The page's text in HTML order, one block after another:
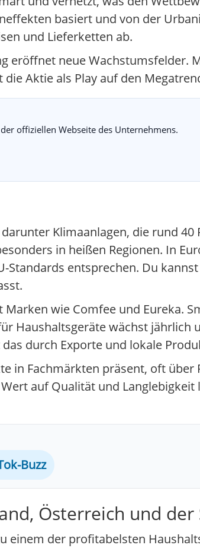
basiert und von der
und Lieferketten ab.
eröffnet neue Wachstumsfelder.
Aktie als Play auf den
offiziellen Webseite des Unternehmens.
Klimaanlagen, die rund 40
in heißen Regionen. In
entsprechen. Du
wie Comfee und Eureka.
Haushaltsgeräte wächst jährlich
durch Exporte und lokale
in Fachmärkten präsent, oft über
auf Qualität und Langlebigkeit
Buzz
Österreich und der
einem der profitabelsten